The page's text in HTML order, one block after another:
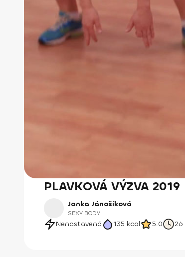
PLAVKOVÁ VÝZVA
Janka Jánošíková
SEXY BODY
Nenastavená 135 kcal 5.0 26